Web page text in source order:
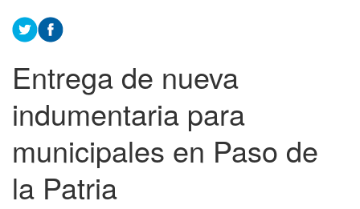
Entrega de nueva
indumentaria para
municipales en Paso de
la Patria